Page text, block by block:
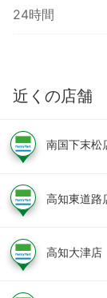
24時間
近くの店舗
南国下末松
高知東道路
高知大津店